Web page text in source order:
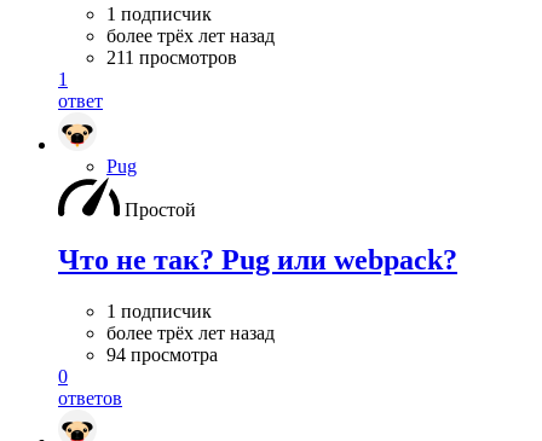
1 подписчик
более трёх лет назад
211 просмотров
1
ответ
Pug
Простой
Что не так? Pug или webpack?
1 подписчик
более трёх лет назад
94 просмотра
0
ответов